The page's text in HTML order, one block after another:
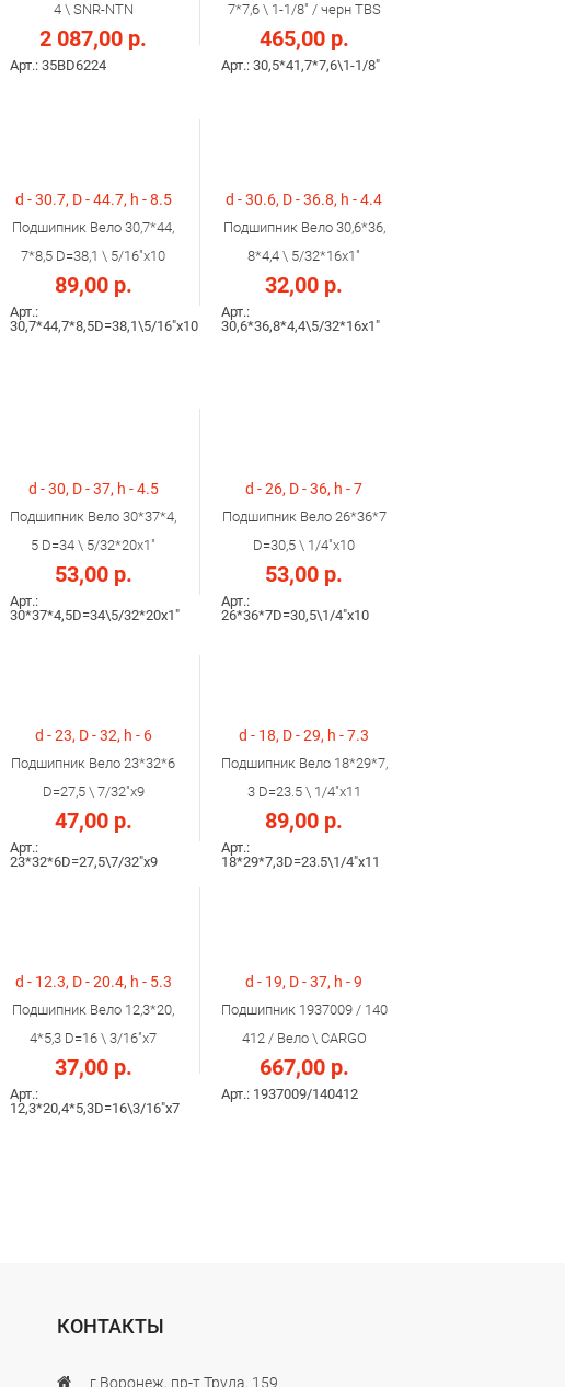
4 \ SNR-NTN
2 087,00 р.
Арт.: 35BD6224
7*7,6 \ 1-1/8" / черн TBS
465,00 р.
Арт.: 30,5*41,7*7,6\1-1/8"
d - 30.7, D - 44.7, h - 8.5
Подшипник Вело 30,7*44,
7*8,5 D=38,1 \ 5/16"x10
89,00 р.
Арт.:
30,7*44,7*8,5D=38,1\5/16"x10
d - 30.6, D - 36.8, h - 4.4
Подшипник Вело 30,6*36,
8*4,4 \ 5/32*16x1"
32,00 р.
Арт.:
30,6*36,8*4,4\5/32*16x1"
d - 30, D - 37, h - 4.5
Подшипник Вело 30*37*4,
5 D=34 \ 5/32*20x1"
53,00 р.
Арт.:
30*37*4,5D=34\5/32*20x1"
d - 26, D - 36, h - 7
Подшипник Вело 26*36*7
D=30,5 \ 1/4"x10
53,00 р.
Арт.:
26*36*7D=30,5\1/4"x10
d - 23, D - 32, h - 6
Подшипник Вело 23*32*6
D=27,5 \ 7/32"х9
47,00 р.
Арт.:
23*32*6D=27,5\7/32"х9
d - 18, D - 29, h - 7.3
Подшипник Вело 18*29*7,
3 D=23.5 \ 1/4"х11
89,00 р.
Арт.:
18*29*7,3D=23.5\1/4"х11
d - 12.3, D - 20.4, h - 5.3
Подшипник Вело 12,3*20,
4*5,3 D=16 \ 3/16"х7
37,00 р.
Арт.:
12,3*20,4*5,3D=16\3/16"х7
d - 19, D - 37, h - 9
Подшипник 1937009 / 140
412 / Вело \ CARGO
667,00 р.
Арт.: 1937009/140412
КОНТАКТЫ
г.Воронеж, пр-т Труда, 159